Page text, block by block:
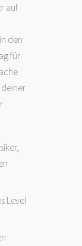
auf
den
für
deiner
Level